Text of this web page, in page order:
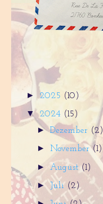
► 2025 (10)
▼2024 (15)
►Dezember (2)
► November(1)
► August(1)
►Juli (2)